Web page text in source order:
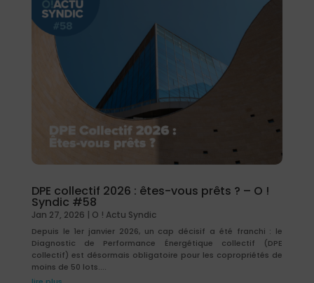
DPE collectif 2026 : êtes-vous prêts ? – O !
Syndic #58
Jan 27, 2026 | O ! Actu Syndic
Depuis le 1er janvier 2026, un cap décisif a été franchi : le
Diagnostic de Performance Énergétique collectif (DPE
collectif) est désormais obligatoire pour les copropriétés de
moins de 50 lots....